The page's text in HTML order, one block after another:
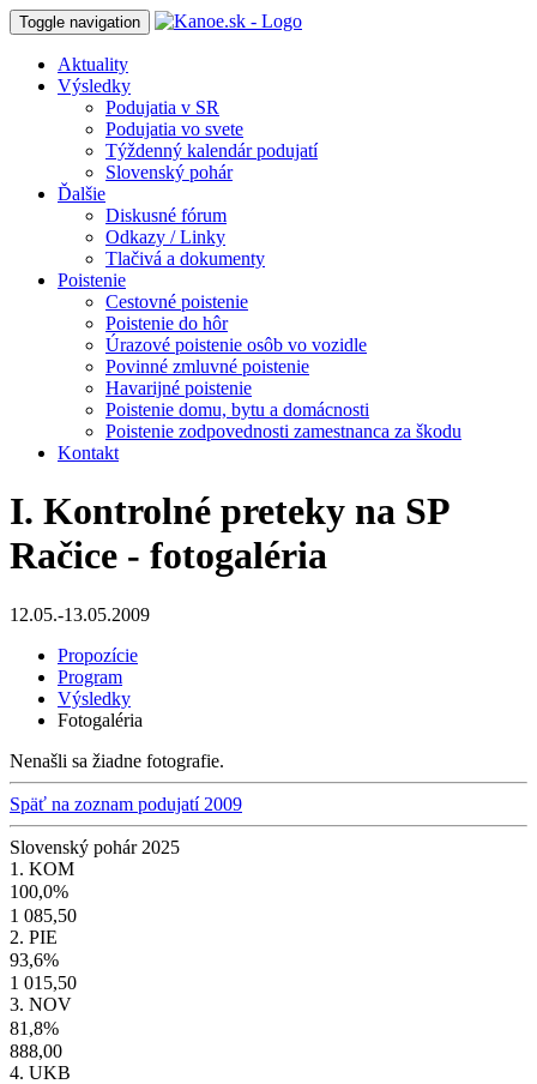
Toggle navigation
Aktuality
Výsledky
Podujatia v SR
Podujatia vo svete
Týždenný kalendár podujatí
Slovenský pohár
Ďalšie
Diskusné fórum
Odkazy / Linky
Tlačivá a dokumenty
Poistenie
Cestovné poistenie
Poistenie do hôr
Úrazové poistenie osôb vo vozidle
Povinné zmluvné poistenie
Havarijné poistenie
Poistenie domu, bytu a domácnosti
Poistenie zodpovednosti zamestnanca za škodu
Kontakt
I. Kontrolné preteky na SP
Račice - fotogaléria
12.05.-13.05.2009
Propozície
Program
Výsledky
Fotogaléria
Nenašli sa žiadne fotografie.
Späť na zoznam podujatí 2009
Slovenský pohár 2025
1. KOM
100,0%
1 085,50
2. PIE
93,6%
1 015,50
3. NOV
81,8%
888,00
4. UKB